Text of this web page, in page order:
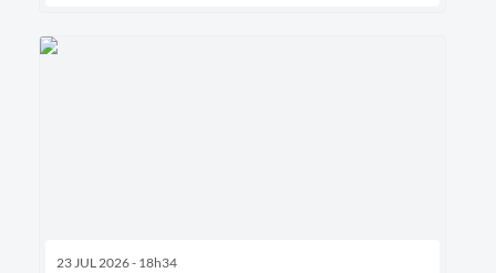
23 JUL 2026 - 18h34